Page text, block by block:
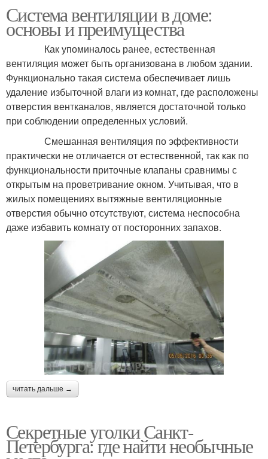
Система вентиляции в доме:
основы и преимущества
Как упоминалось ранее, естественная
вентиляция может быть организована в любом здании.
Функционально такая система обеспечивает лишь
удаление избыточной влаги из комнат, где расположены
отверстия вентканалов, является достаточной только
при соблюдении определенных условий.
Смешанная вентиляция по эффективности
практически не отличается от естественной, так как по
функциональности приточные клапаны сравнимы с
открытым на проветривание окном. Учитывая, что в
жилых помещениях вытяжные вентиляционные
отверстия обычно отсутствуют, система неспособна
даже избавить комнату от посторонних запахов.
читать дальше →
Секретные уголки Санкт-
Петербурга: где найти необычные